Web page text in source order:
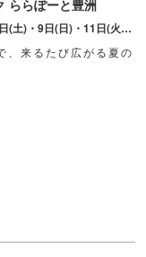
ららぽーと豊洲
2026/08/08(土) ～ 08/16(日) ※盆踊り開催日は8月8日(土)・9日(日)・11日(火・祝)・15日(土)・16日(日)のみ。 ※縁日およびキッチンカーについては期間中の全日程営業予定。 ※開催コンテンツは日によって異なります。
、来るたび広がる夏の